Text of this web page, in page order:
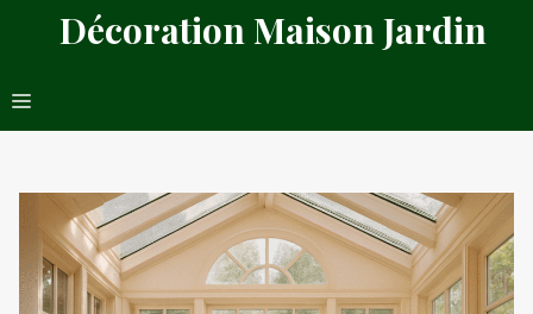
Décoration Maison Jardin
Menu